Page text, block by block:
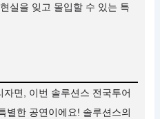
실을 잊고 몰입할 수 있는 특
면, 이번 솔루션스 전국투어
별한 공연이에요! 솔루션스의